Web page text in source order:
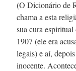
(O Dicionário de
chama a esta
sua cura espiritual
1907 (ele era
legais) e aí,
inocente.